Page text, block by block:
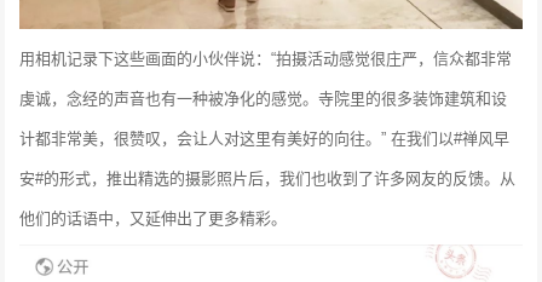
用相机记录下这些画面的小伙伴说：“拍摄活动感觉很庄严，信众都非常
虔诚，念经的声音也有一种被净化的感觉。寺院里的很多装饰建筑和设
计都非常美，很赞叹，会让人对这里有美好的向往。” 在我们以#禅风早
安#的形式，推出精选的摄影照片后，我们也收到了许多网友的反馈。从
他们的话语中，又延伸出了更多精彩。